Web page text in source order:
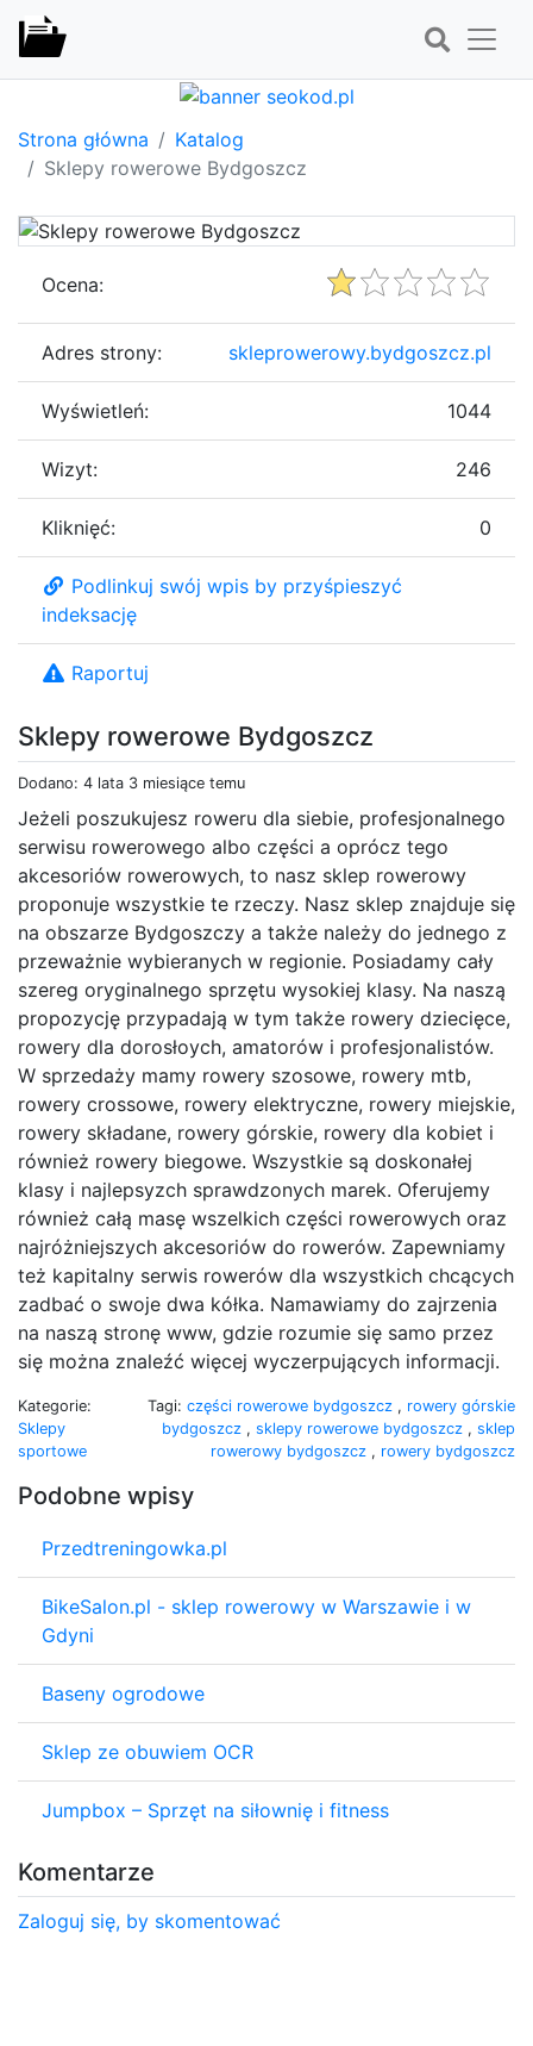
Strona główna
Katalog
Sklepy rowerowe Bydgoszcz
Sklepy rowerowe Bydgoszcz
Dodano: 4 lata 3 miesiące temu
Jeżeli poszukujesz roweru dla siebie, profesjonalnego
serwisu rowerowego albo części a oprócz tego
akcesoriów rowerowych, to nasz sklep rowerowy
proponuje wszystkie te rzeczy. Nasz sklep znajduje się
na obszarze Bydgoszczy a także należy do jednego z
przeważnie wybieranych w regionie. Posiadamy cały
szereg oryginalnego sprzętu wysokiej klasy. Na naszą
propozycję przypadają w tym także rowery dziecięce,
rowery dla dorosłoych, amatorów i profesjonalistów.
W sprzedaży mamy rowery szosowe, rowery mtb,
rowery crossowe, rowery elektryczne, rowery miejskie,
rowery składane, rowery górskie, rowery dla kobiet i
również rowery biegowe. Wszystkie są doskonałej
klasy i najlepsyzch sprawdzonych marek. Oferujemy
również całą masę wszelkich części rowerowych oraz
najróżniejszych akcesoriów do rowerów. Zapewniamy
też kapitalny serwis rowerów dla wszystkich chcących
zadbać o swoje dwa kółka. Namawiamy do zajrzenia
na naszą stronę www, gdzie rozumie się samo przez
się można znaleźć więcej wyczerpujących informacji.
Kategorie:
Sklepy
sportowe
Tagi: części rowerowe bydgoszcz , rowery górskie
bydgoszcz , sklepy rowerowe bydgoszcz , sklep
rowerowy bydgoszcz , rowery bydgoszcz
Podobne wpisy
Przedtreningowka.pl
BikeSalon.pl - sklep rowerowy w Warszawie i w
Gdyni
Baseny ogrodowe
Sklep ze obuwiem OCR
Jumpbox – Sprzęt na siłownię i fitness
Komentarze
Zaloguj się, by skomentować
Ocena:
Adres strony: skleprowerowy.bydgoszcz.pl
Wyświetleń: 1044
Wizyt: 246
Kliknięć: 0
Podlinkuj swój wpis by przyśpieszyć
indeksację
Raportuj